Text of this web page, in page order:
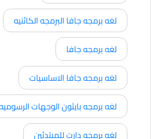
لغه برمجه جافا البرمجه الكائنيه
لغه برمجه جافا
لغه برمجه جافا الاساسيات
لغه برمجه بايثون الوجهات
لغه برمجه دارت للمبتدئين